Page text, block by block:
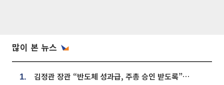
많이 본 뉴스
1. 김정관 장관 “반도체 성과급, 주총 승인 받도록”…상법·자본시장법 개정 시사